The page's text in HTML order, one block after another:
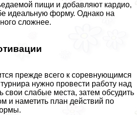
пищи и добавляют кардио,
идеальную форму. Однако на
сложнее.
прежде всего к соревнующимся
нужно провести работу над
слабые места, затем обсудить
и наметить план действий по